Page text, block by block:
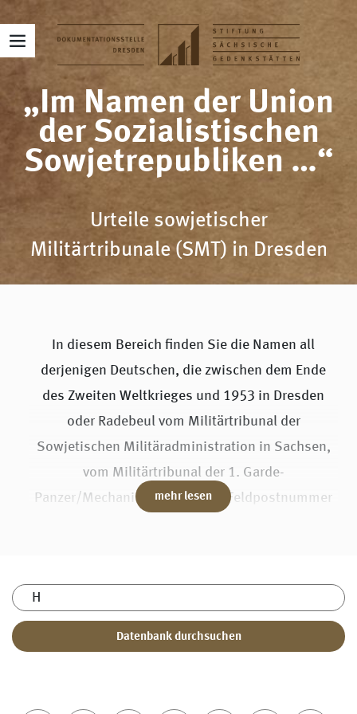
„Im Namen der Union
der Sozialistischen
Sowjetrepubliken …“
Urteile sowjetischer
Militärtribunale (SMT) in Dresden
In diesem Bereich finden Sie die Namen all
derjenigen Deutschen, die zwischen dem Ende
des Zweiten Weltkrieges und 1953 in Dresden
oder Radebeul vom Militärtribunal der
Sowjetischen Militäradministration in Sachsen,
vom Militärtribunal der 1. Garde-
Panzer/Mechanisierten Armee (Feldpostnummer
Sie können die Seite derzeit nach Namen und
Geburtsorten durchsuchen. Für die nähere
mehr lesen